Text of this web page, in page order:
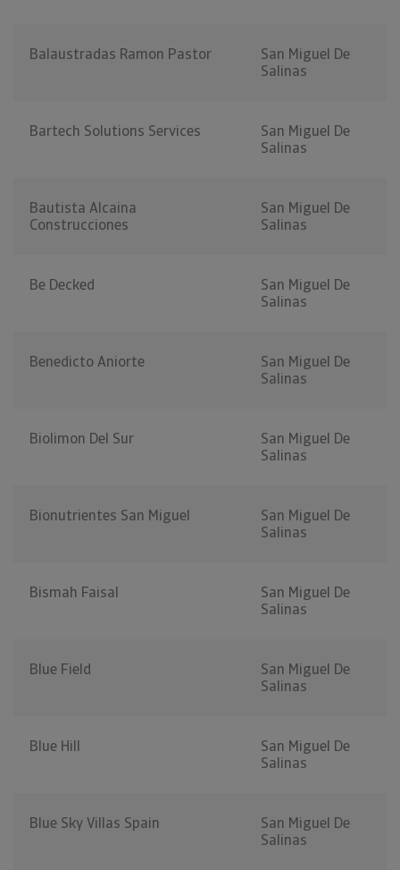
Balaustradas Ramon Pastor
San Miguel De
Salinas
Bartech Solutions Services
San Miguel De
Salinas
Bautista Alcaina
Construcciones
San Miguel De
Salinas
Be Decked
San Miguel De
Salinas
Benedicto Aniorte
San Miguel De
Salinas
Biolimon Del Sur
San Miguel De
Salinas
Bionutrientes San Miguel
San Miguel De
Salinas
Bismah Faisal
San Miguel De
Salinas
Blue Field
San Miguel De
Salinas
Blue Hill
San Miguel De
Salinas
Blue Sky Villas Spain
San Miguel De
Salinas